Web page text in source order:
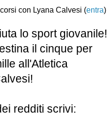
con Lyana Calvesi (entra)
lo sport giovanile!
il cinque per
all'Atletica
redditi scrivi: